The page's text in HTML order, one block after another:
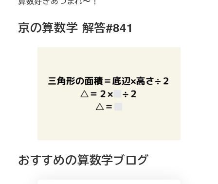
京の算数学 解答#841
おすすめの算数学ブログ